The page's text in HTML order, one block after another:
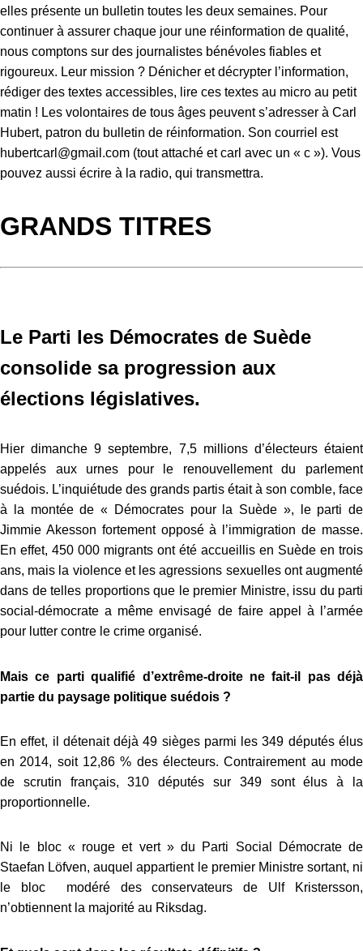
elles présente un bulletin toutes les deux semaines. Pour
continuer à assurer chaque jour une réinformation de qualité,
nous comptons sur des journalistes bénévoles fiables et
rigoureux. Leur mission ? Dénicher et décrypter l’information,
rédiger des textes accessibles, lire ces textes au micro au petit
matin ! Les volontaires de tous âges peuvent s’adresser à Carl
Hubert, patron du bulletin de réinformation. Son courriel est
hubertcarl@gmail.com (tout attaché et carl avec un « c »). Vous
pouvez aussi écrire à la radio, qui transmettra.
GRANDS TITRES
Le Parti les Démocrates de Suède
consolide sa progression aux
élections législatives.
Hier dimanche 9 septembre, 7,5 millions d’électeurs étaient
appelés aux urnes pour le renouvellement du parlement
suédois. L’inquiétude des grands partis était à son comble, face
à la montée de « Démocrates pour la Suède », le parti de
Jimmie Akesson fortement opposé à l’immigration de masse.
En effet, 450 000 migrants ont été accueillis en Suède en trois
ans, mais la violence et les agressions sexuelles ont augmenté
dans de telles proportions que le premier Ministre, issu du parti
social-démocrate a même envisagé de faire appel à l’armée
pour lutter contre le crime organisé.
Mais ce parti qualifié d’extrême-droite ne fait-il pas déjà
partie du paysage politique suédois ?
En effet, il détenait déjà 49 sièges parmi les 349 députés élus
en 2014, soit 12,86 % des électeurs. Contrairement au mode
de scrutin français, 310 députés sur 349 sont élus à la
proportionnelle.
Ni le bloc « rouge et vert » du Parti Social Démocrate de
Staefan Löfven, auquel appartient le premier Ministre sortant, ni
le bloc modéré des conservateurs de Ulf Kristersson,
n’obtiennent la majorité au Riksdag.